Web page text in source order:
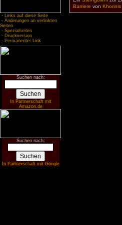
- Links auf diese Seite
- Änderungen an verlinkten
Seiten
- Spezialseiten
- Druckversion
- Permanenter Link
Suchen nach:
In Partnerschaft mit
Amazon.de
Suchen nach:
In Partnerschaft mit Google
Bar­rie­re von Kho­ri­nis